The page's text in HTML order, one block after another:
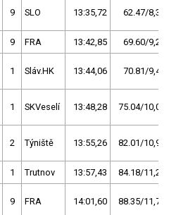
9 SLO 13:35,72 62.47/8,3
9 FRA 13:42,85 69.60/9,2
1 Sláv.HK 13:44,06 70.81/9,4
1 SKVeselí 13:48,28 75.04/10,0
2 Týniště 13:55,26 82.01/10,9
1 Trutnov 13:57,43 84.18/11,2
9 FRA 14:01,60 88.35/11,7